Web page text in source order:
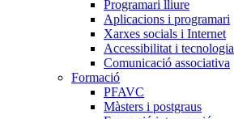
Programari lliure
Aplicacions i programari
Xarxes socials i Internet
Accessibilitat i tecnologia
Comunicació associativa
Formació
PFAVC
Màsters i postgraus